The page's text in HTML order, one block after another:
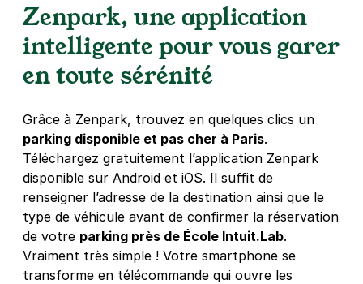
Zenpark, une application
intelligente pour vous garer
en toute sérénité
Grâce à Zenpark, trouvez en quelques clics un
parking disponible et pas cher à Paris.
Téléchargez gratuitement l’application Zenpark
disponible sur Android et iOS. Il suffit de
renseigner l’adresse de la destination ainsi que le
type de véhicule avant de confirmer la réservation
de votre parking près de École Intuit.Lab.
Vraiment très simple ! Votre smartphone se
transforme en télécommande qui ouvre les